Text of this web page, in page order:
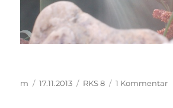
Autor
m
Veröffentlicht
17.11.2013 Kategorien
RKS 8 1 Kommentarzu